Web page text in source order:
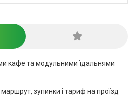
кафе та модульними їдальнями
зупинки і тариф на проїзд